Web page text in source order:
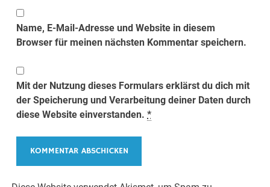
Name, E-Mail-Adresse und Website in diesem
Browser für meinen nächsten Kommentar speichern.
Mit der Nutzung dieses Formulars erklärst du dich mit
der Speicherung und Verarbeitung deiner Daten durch
diese Website einverstanden.*